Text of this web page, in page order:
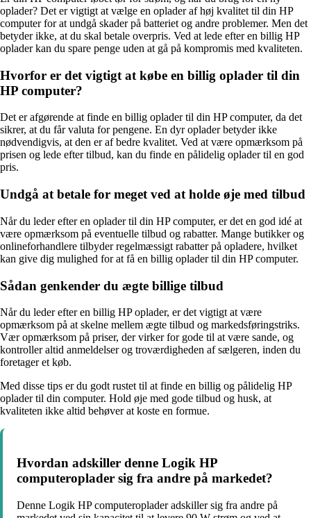
oplader? Det er vigtigt at vælge en oplader af høj kvalitet til din HP
computer for at undgå skader på batteriet og andre problemer. Men det
betyder ikke, at du skal betale overpris. Ved at lede efter en billig HP
oplader kan du spare penge uden at gå på kompromis med kvaliteten.
Hvorfor er det vigtigt at købe en billig oplader til din
HP computer?
Det er afgørende at finde en billig oplader til din HP computer, da det
sikrer, at du får valuta for pengene. En dyr oplader betyder ikke
nødvendigvis, at den er af bedre kvalitet. Ved at være opmærksom på
prisen og lede efter tilbud, kan du finde en pålidelig oplader til en god
pris.
Undgå at betale for meget ved at holde øje med tilbud
Når du leder efter en oplader til din HP computer, er det en god idé at
være opmærksom på eventuelle tilbud og rabatter. Mange butikker og
onlineforhandlere tilbyder regelmæssigt rabatter på opladere, hvilket
kan give dig mulighed for at få en billig oplader til din HP computer.
Sådan genkender du ægte billige tilbud
Når du leder efter en billig HP oplader, er det vigtigt at være
opmærksom på at skelne mellem ægte tilbud og markedsføringstriks.
Vær opmærksom på priser, der virker for gode til at være sande, og
kontroller altid anmeldelser og troværdigheden af sælgeren, inden du
foretager et køb.
Med disse tips er du godt rustet til at finde en billig og pålidelig HP
oplader til din computer. Hold øje med gode tilbud og husk, at
kvaliteten ikke altid behøver at koste en formue.
Hvordan adskiller denne Logik HP
computeroplader sig fra andre på markedet?
Denne Logik HP computeroplader adskiller sig fra andre på